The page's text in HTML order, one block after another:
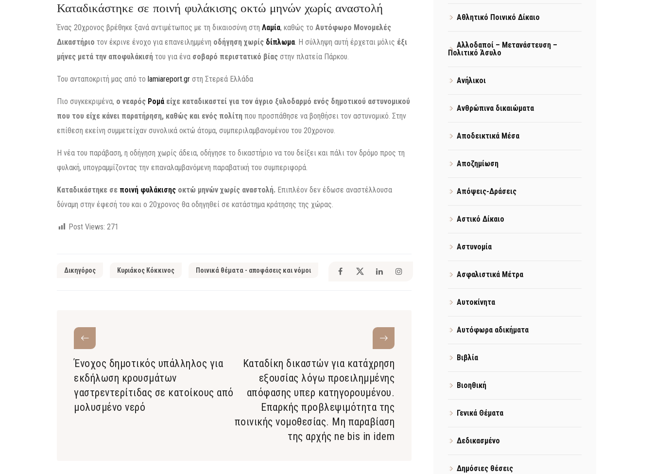
Καταδικάστηκε σε ποινή φυλάκισης οκτώ μηνών χωρίς αναστολή
Ένας 20χρονος βρέθηκε ξανά αντιμέτωπος με τη δικαιοσύνη στη Λαμία, καθώς το Αυτόφωρο Μονομελές
Δικαστήριο τον έκρινε ένοχο για επανειλημμένη οδήγηση χωρίς δίπλωμα. Η σύλληψη αυτή έρχεται μόλις έξι
μήνες μετά την αποφυλάκισή του για ένα σοβαρό περιστατικό βίας στην πλατεία Πάρκου.
Του ανταποκριτή μας από το lamiareport.gr στη Στερεά Ελλάδα
Πιο συγκεκριμένα, ο νεαρός Ρομά είχε καταδικαστεί για τον άγριο ξυλοδαρμό ενός δημοτικού αστυνομικού
που του είχε κάνει παρατήρηση, καθώς και ενός πολίτη που προσπάθησε να βοηθήσει τον αστυνομικό. Στην
επίθεση εκείνη συμμετείχαν συνολικά οκτώ άτομα, συμπεριλαμβανομένου του 20χρονου.
Η νέα του παράβαση, η οδήγηση χωρίς άδεια, οδήγησε το δικαστήριο να του δείξει και πάλι τον δρόμο προς τη
φυλακή, υπογραμμίζοντας την επαναλαμβανόμενη παραβατική του συμπεριφορά.
Καταδικάστηκε σε ποινή φυλάκισης οκτώ μηνών χωρίς αναστολή. Επιπλέον δεν έδωσε αναστέλλουσα
δύναμη στην έφεσή του και ο 20χρονος θα οδηγηθεί σε κατάστημα κράτησης της χώρας.
Post Views: 271
Δικηγόρος Κυριάκος Κόκκινος Ποινικά θέματα - αποφάσεις και νόμοι
Ένοχος δημοτικός υπάλληλος για
εκδήλωση κρουσμάτων
γαστρεντερίτιδας σε κατοίκους από
μολυσμένο νερό
Καταδίκη δικαστών για κατάχρηση
εξουσίας λόγω προειλημμένης
απόφασης υπερ κατηγορουμένου.
Επαρκής προβλεψιμότητα της
ποινικής νομοθεσίας. Μη παραβίαση
της αρχής ne bis in idem
Αθλητικό Ποινικό Δίκαιο
Αλλοδαποί – Μετανάστευση –
Πολιτικό Άσυλο
Ανήλικοι
Ανθρώπινα δικαιώματα
Αποδεικτικά Μέσα
Αποζημίωση
Απόψεις-Δράσεις
Αστικό Δίκαιο
Αστυνομία
Ασφαλιστικά Μέτρα
Αυτοκίνητα
Αυτόφωρα αδικήματα
Βιβλία
Βιοηθική
Γενικά Θέματα
Δεδικασμένο
Δημόσιες θέσεις